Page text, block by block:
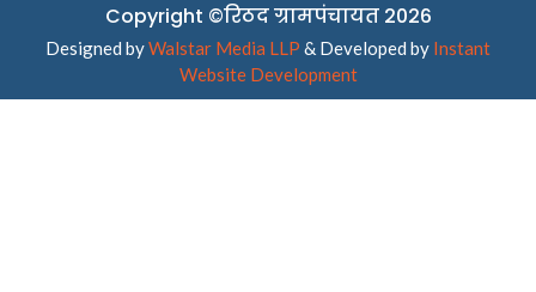
Copyright ©रिठद ग्रामपंचायत 2026
Designed byWalstar Media LLP & Developed by Instant
Website Development